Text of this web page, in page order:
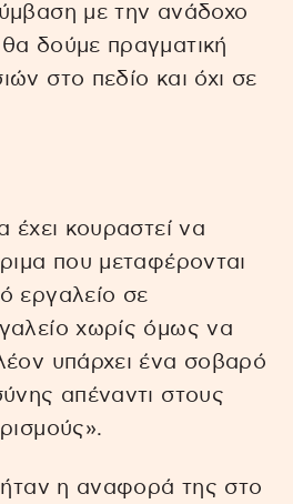
με την ανάδοχο
δούμε πραγματική
στο πεδίο και όχι σε
έχει κουραστεί να
που μεταφέρονται
εργαλείο σε
χωρίς όμως να
υπάρχει ένα σοβαρό
απέναντι στους
ήταν η αναφορά της στο